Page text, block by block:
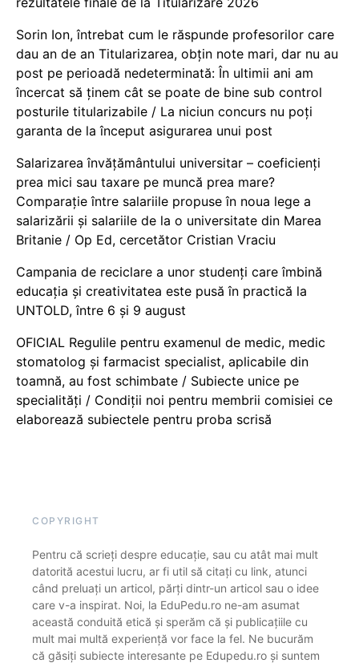
Sorin Ion, întrebat cum le răspunde profesorilor care
dau an de an Titularizarea, obțin note mari, dar nu au
post pe perioadă nedeterminată: În ultimii ani am
încercat să ținem cât se poate de bine sub control
posturile titularizabile / La niciun concurs nu poți
garanta de la început asigurarea unui post
Salarizarea învățământului universitar – coeficienți
prea mici sau taxare pe muncă prea mare?
Comparație între salariile propuse în noua lege a
salarizării și salariile de la o universitate din Marea
Britanie / Op Ed, cercetător Cristian Vraciu
Campania de reciclare a unor studenți care îmbină
educația și creativitatea este pusă în practică la
UNTOLD, între 6 și 9 august
OFICIAL Regulile pentru examenul de medic, medic
stomatolog și farmacist specialist, aplicabile din
toamnă, au fost schimbate / Subiecte unice pe
specialități / Condiții noi pentru membrii comisiei ce
elaborează subiectele pentru proba scrisă
COPYRIGHT
Pentru că scrieți despre educație, sau cu atât mai mult
datorită acestui lucru, ar fi util să citați cu link, atunci
când preluați un articol, părți dintr-un articol sau o idee
care v-a inspirat. Noi, la EduPedu.ro ne-am asumat
această conduită etică și sperăm că și publicațiile cu
mult mai multă experiență vor face la fel. Ne bucurăm
că găsiți subiecte interesante pe Edupedu.ro și suntem